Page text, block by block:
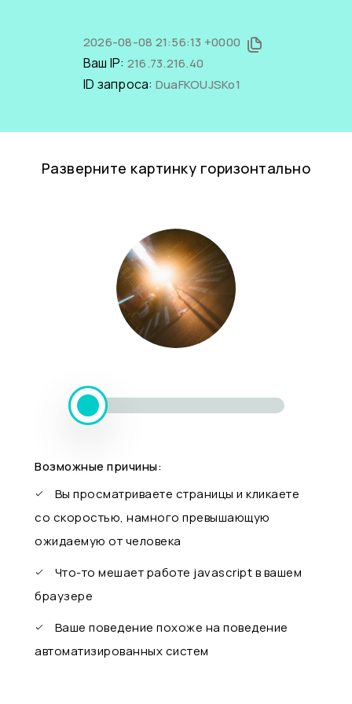
2026-08-08 21:56:13 +0000
Ваш IP: 216.73.216.40
ID запроса: DuaFKOUJSKo1
Разверните картинку горизонтально
Возможные причины:
Вы просматриваете страницы и кликаете
со скоростью, намного превышающую
ожидаемую от человека
Что-то мешает работе javascript в вашем
браузере
Ваше поведение похоже на поведение
автоматизированных систем